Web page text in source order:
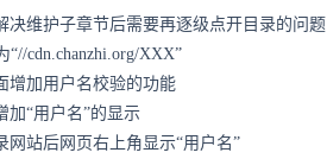
决维护子章节后需要再逐级点开目录的问题
cdn.chanzhi.org/XXX”
增加用户名校验的功能
加“用户名”的显示
站后网页右上角显示“用户名”